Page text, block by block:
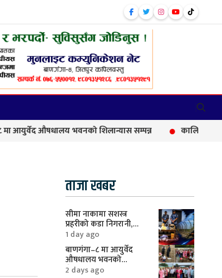
औषधालय भवनको शिलान्यास सम्पन्न कालिकामा आफन्त
ताजा खबर
सीमा नाकामा सशस्त्र
प्रहरीको कडा निगरानी,
करिब १० लाखका
मोटरपार्ट्स बरामद
1 day ago
बाणगंगा–८ मा आयुर्वेद
औषधालय भवनको
शिलान्यास सम्पन्न
2 days ago